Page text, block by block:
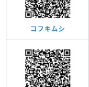
コフキムシ